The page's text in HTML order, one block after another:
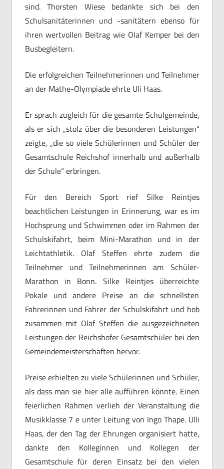
sind. Thorsten Wiese bedankte sich bei den
Schulsanitäterinnen und -sanitätern ebenso für
ihren wertvollen Beitrag wie Olaf Kemper bei den
Busbegleitern.
Die erfolgreichen Teilnehmerinnen und Teilnehmer
an der Mathe-Olympiade ehrte Uli Haas.
Er sprach zugleich für die gesamte Schulgemeinde,
als er sich „stolz über die besonderen Leistungen“
zeigte, „die so viele Schülerinnen und Schüler der
Gesamtschule Reichshof innerhalb und außerhalb
der Schule“ erbringen.
Für den Bereich Sport rief Silke Reintjes
beachtlichen Leistungen in Erinnerung, war es im
Hochsprung und Schwimmen oder im Rahmen der
Schulskifahrt, beim Mini-Marathon und in der
Leichtathletik. Olaf Steffen ehrte zudem die
Teilnehmer und Teilnehmerinnen am Schüler-
Marathon in Bonn. Silke Reintjes überreichte
Pokale und andere Preise an die schnellsten
Fahrerinnen und Fahrer der Schulskifahrt und hob
zusammen mit Olaf Steffen die ausgezeichneten
Leistungen der Reichshofer Gesamtschüler bei den
Gemeindemeisterschaften hervor.
Preise erhielten zu viele Schülerinnen und Schüler,
als dass man sie hier alle aufführen könnte. Einen
feierlichen Rahmen verlieh der Veranstaltung die
Musikklasse 7 e unter Leitung von Ingo Thape. Ulli
Haas, der den Tag der Ehrungen organisiert hatte,
dankte den Kolleginnen und Kollegen der
Gesamtschule für deren Einsatz bei den vielen